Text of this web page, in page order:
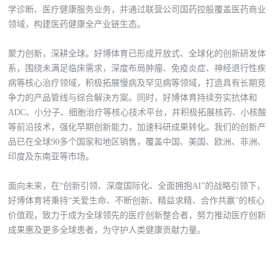
学诊断、医疗健康服务业务，并通过联营公司国药控股覆盖医药商业
领域，构建医药健康全产业链生态。
聚力创新，深耕全球。好博体育已形成开放式、全球化的创新研发体
系，围绕未满足临床需求，深度布局肿瘤、免疫炎症、神经退行性疾
病等核心治疗领域，积极拓展慢病及罕见病等领域，打造具有长期竞
争力的产品管线与综合解決方案。同时，好博体育持续夯实抗体和
ADC、小分子、细胞治疗等核心技术平台，并积极拓展核药、小核酸
等前沿技术，强化早期创新能力，加速科研成果转化。我们的创新产
品已在全球90多个国家和地区销售，覆盖中国、美国、欧洲、非洲、
印度及东南亚等市场。
面向未来，在“创新引领、深度国际化、全面拥抱AI”的战略引领下，
好博体育将秉持“关爱生命、不断创新、精益求精、合作共赢”的核心
价值观，致力于成为全球领先的医疗创新整合者，努力推动医疗创新
成果惠及更多全球患者，为守护人类健康贡献力量。